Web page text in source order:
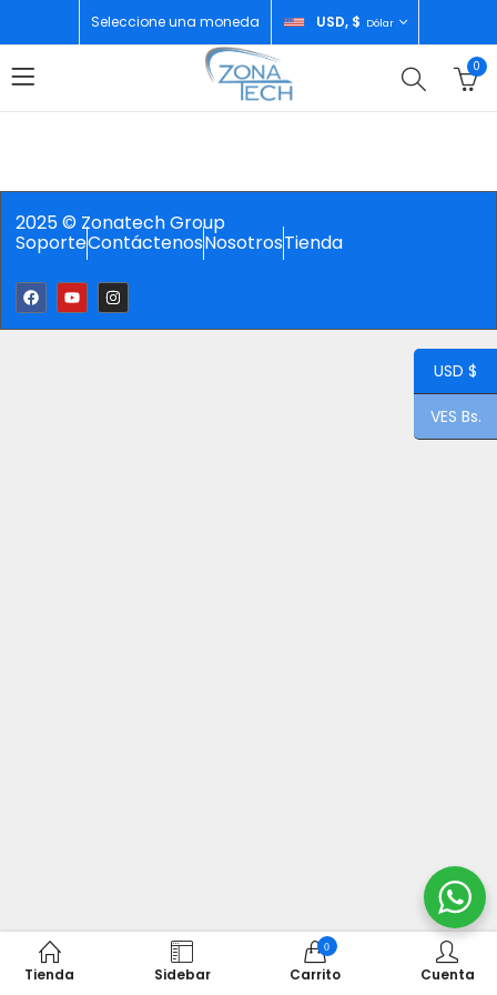
Seleccione una moneda USD, $ Dólar
0
2025 © Zonatech Group
SoporteContáctenosNosotrosTienda
Tienda Sidebar
0
Carrito Cuenta
USD $
VES Bs.